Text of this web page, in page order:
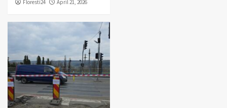
Floresti24 April 21, 2026